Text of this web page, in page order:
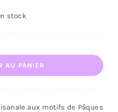
stock
AU PANIER
aux motifs de Pâques